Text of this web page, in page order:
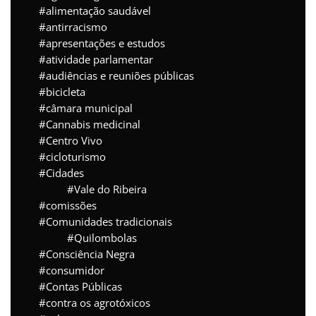
alimentação saudável
antirracismo
apresentações e estudos
atividade parlamentar
audiências e reuniões públicas
bicicleta
câmara municipal
Cannabis medicinal
Centro Vivo
cicloturismo
Cidades
Vale do Ribeira
comissões
Comunidades tradicionais
Quilombolas
Consciência Negra
consumidor
Contas Públicas
contra os agrotóxicos